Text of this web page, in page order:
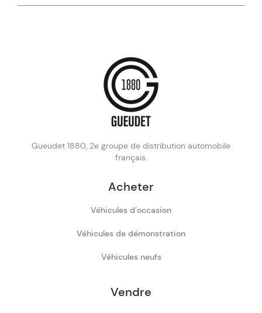
Gueudet 1880, 2e groupe de distribution automobile
français.
Acheter
Véhicules d’occasion
Véhicules de démonstration
Véhicules neufs
Vendre